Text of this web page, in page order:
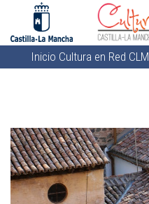
contenido
principal
Sobrescribir
ayuda
a
la
navegación
Inicio Cultura en Red CLM